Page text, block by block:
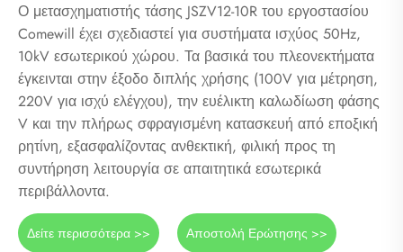
Ο μετασχηματιστής τάσης JSZV12-10R του εργοστασίου
Comewill έχει σχεδιαστεί για συστήματα ισχύος 50Hz,
10kV εσωτερικού χώρου. Τα βασικά του πλεονεκτήματα
έγκεινται στην έξοδο διπλής χρήσης (100V για μέτρηση,
220V για ισχύ ελέγχου), την ευέλικτη καλωδίωση φάσης
V και την πλήρως σφραγισμένη κατασκευή από εποξική
ρητίνη, εξασφαλίζοντας ανθεκτική, φιλική προς τη
συντήρηση λειτουργία σε απαιτητικά εσωτερικά
περιβάλλοντα.
Δείτε περισσότερα >> Αποστολή Ερώτησης >>